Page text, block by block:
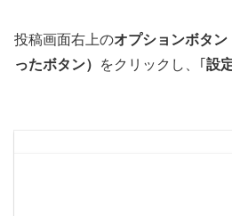
投稿画面右上のオプションボタ
ったボタン）
をクリックし、｢ 設